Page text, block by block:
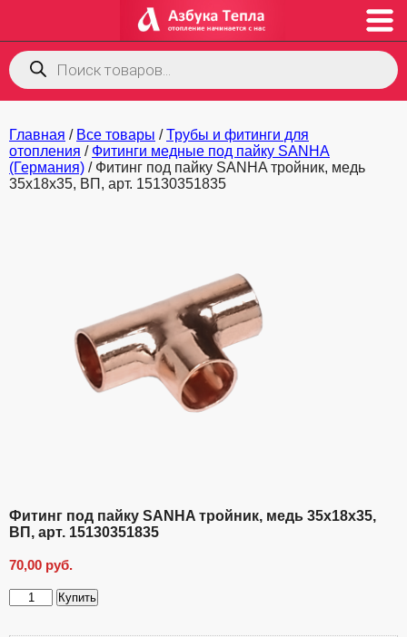
Поиск
товаров
Главная / Все товары /Трубы и фитинги для
отопления / Фитинги медные под пайку SANHA
(Германия) / Фитинг под пайку SANHA тройник, медь
35х18х35, ВП, арт. 15130351835
Фитинг под пайку SANHA тройник, медь 35х18х35,
ВП, арт. 15130351835
70,00 руб.
Купить